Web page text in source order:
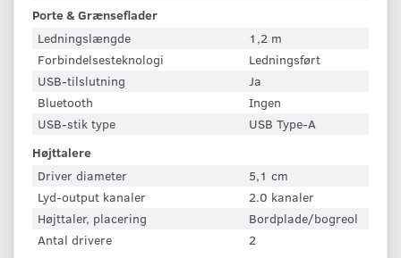
Porte & Grænseflader
Ledningslængde
1,2 m
Forbindelsesteknologi
Ledningsført
USB-tilslutning
Ja
Bluetooth
Ingen
USB-stik type
USB Type-A
Højttalere
Driver diameter
5,1 cm
Lyd-output kanaler
2.0 kanaler
Højttaler, placering
Bordplade/bogreol
Antal drivere
2